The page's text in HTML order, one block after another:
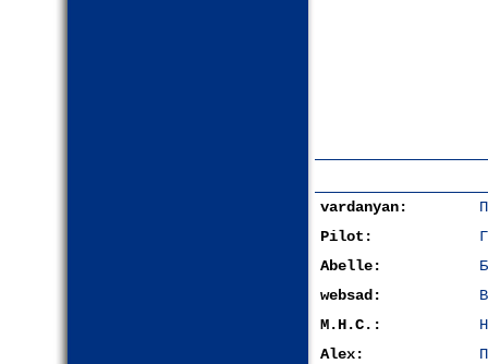
vardanyan:
Pilot:
Abelle:
websad:
М.Н.С.:
Alex: